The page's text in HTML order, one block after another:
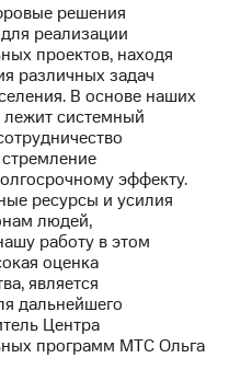
решения
реализации
проектов, находя
различных задач
В основе наших
системный
эффекту.
ресурсы и усилия
людей,
работу в этом
оценка
является
дальнейшего
Центра
программ МТС Ольга